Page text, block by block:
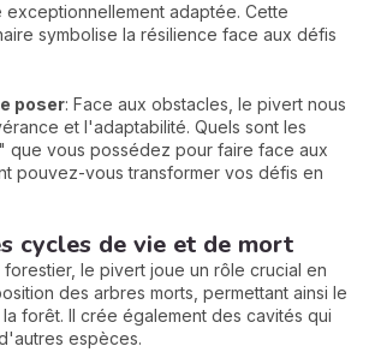
exceptionnellement adaptée. Cette
symbolise la résilience face aux défis
poser: Face aux obstacles, le pivert nous
et l'adaptabilité. Quels sont les
que vous possédez pour faire face aux
pouvez-vous transformer vos défis en
cycles de vie et de mort
le pivert joue un rôle crucial en
des arbres morts, permettant ainsi le
forêt. Il crée également des cavités qui
espèces.